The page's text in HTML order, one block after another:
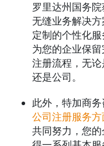
罗里达州国务
无缝业务解决
定制的个性化
为您的企业保
注册流程，无论
还是公司。
此外，特加商
公司注册服务
共同努力，您